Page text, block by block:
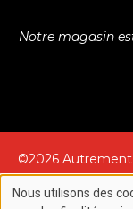
Notre magasin
©2026 Autrement
Création site
Nous utilisons des